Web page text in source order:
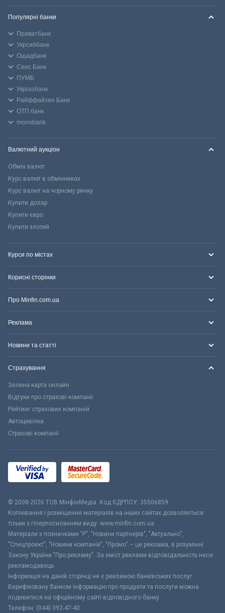
Популярні банки
Приватбанк
Укрсиббанк
Ощадбанк
Сенс Банк
ПУМБ
Укргазбанк
Райффайзен Банк
ОТП банк
monobank
Валютний аукціон
Обмін валют
Курс валют в обмінниках
Курс валют на чорному ринку
Купити долар
Купити євро
Купити злотий
Курси по містах
Корисні сторінки
Про Minfin.com.ua
Реклама
Новини та статті
Страхування
Зелена карта онлайн
Відгуки про страхові компанії
Рейтинг страхових компаній
Автоцивілка
Страхові компанії
© 2008-2026 ТОВ МiнфiнМедiа. Код ЄДРПОУ: 35506859
Копіювання і розміщення матеріалів на інших сайтах дозволяється
тільки з гіперпосиланням виду: www.minfin.com.ua
Матеріали з позначками "Р", "Новини партнерів", "Актуально",
"Спецпроект", "Новини компаній", "Промо" – це реклама, в розумінні
Закону України "Про рекламу". За зміст реклами відповідальність несе
рекламодавець.
Інформація на даній сторінці не є рекламою банківських послуг.
Верифіковану банком інформацію про продукти та послуги можна
подивитися на офіційному сайті відповідного банку.
Телефон: (044) 392-47-40